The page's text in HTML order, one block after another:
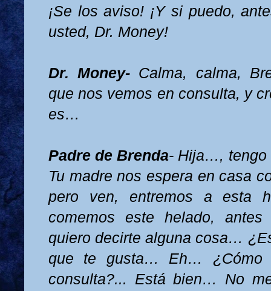
¡Se los aviso! ¡Y si puedo,
usted, Dr. Money!
Dr. Money- Calma, calma,
que nos vemos en consulta, y
es…
Padre de Brenda- Hija…, tengo
Tu madre nos espera en casa
pero ven, entremos a esta
comemos este helado,
quiero decirte alguna cosa…
que te gusta… Eh…
consulta?... Está bien… No